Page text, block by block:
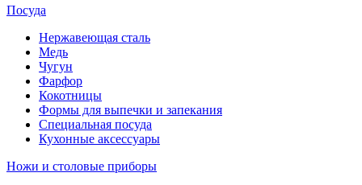
Посуда
Нержавеющая сталь
Медь
Чугун
Фарфор
Кокотницы
Формы для выпечки и запекания
Специальная посуда
Кухонные аксессуары
Ножи и столовые приборы